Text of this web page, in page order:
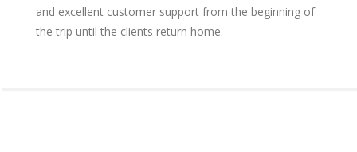
and excellent customer support from the beginning of
the trip until the clients return home.